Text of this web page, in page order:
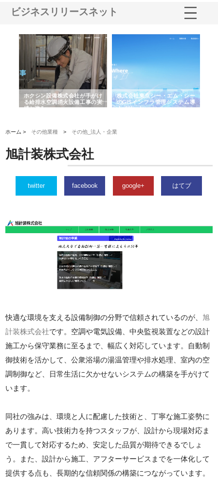
ビジネスリリースネット
ホクシン設備株式会社が手がけ
る給排水空調消火設備工事の実
績と強み
株式会社東京シー・エム・シー
のGISインフラ管理システム導
入メリット
ホーム > その他業種 > その他_法人・企業
旭計装株式会社
twitter facebook google+ はてブ
快適な環境を支える設備制御の分野で信頼されているのが、 旭
計装株式会社です。空調や電気設備、中央監視装置などの設計
施工から保守業務に至るまで、幅広く対応しています。自動制
御技術を活かして、公衆浴場の湯温管理や排水処理、室内の空
調制御など、日常生活に欠かせないシステムの構築を手がけて
います。
同社の強みは、環境と人に配慮した技術と、丁寧な施工姿勢に
あります。高い技術力を持つスタッフが、設計から現場対応ま
で一貫して対応するため、安定した品質が期待できるでしょ
う。また、設計から施工、アフターサービスまでを一体化して
提供する点も、長期的な信頼関係の構築につながっています。